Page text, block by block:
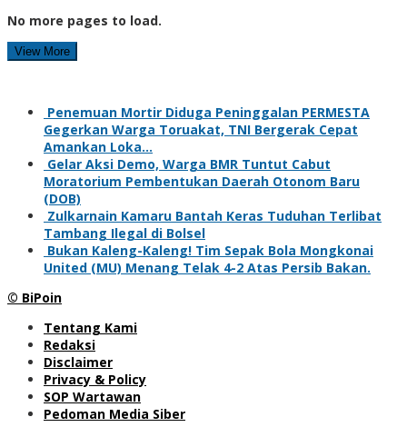
No more pages to load.
View More
Penemuan Mortir Diduga Peninggalan PERMESTA
Gegerkan Warga Toruakat, TNI Bergerak Cepat
Amankan Loka…
Gelar Aksi Demo, Warga BMR Tuntut Cabut
Moratorium Pembentukan Daerah Otonom Baru
(DOB)
Zulkarnain Kamaru Bantah Keras Tuduhan Terlibat
Tambang Ilegal di Bolsel
Bukan Kaleng-Kaleng! Tim Sepak Bola Mongkonai
United (MU) Menang Telak 4-2 Atas Persib Bakan.
© BiPoin
Tentang Kami
Redaksi
Disclaimer
Privacy & Policy
SOP Wartawan
Pedoman Media Siber